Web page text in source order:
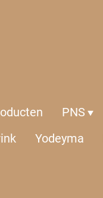
PNS
Yodeyma